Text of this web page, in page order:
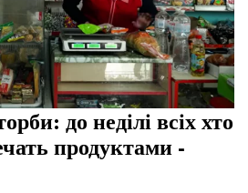
до неділі всіх хто
продуктами -